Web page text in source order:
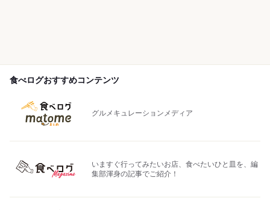
食べログおすすめコンテンツ
グルメキュレーションメディア
いますぐ行ってみたいお店、食べたいひと皿を、編
集部渾身の記事でご紹介！